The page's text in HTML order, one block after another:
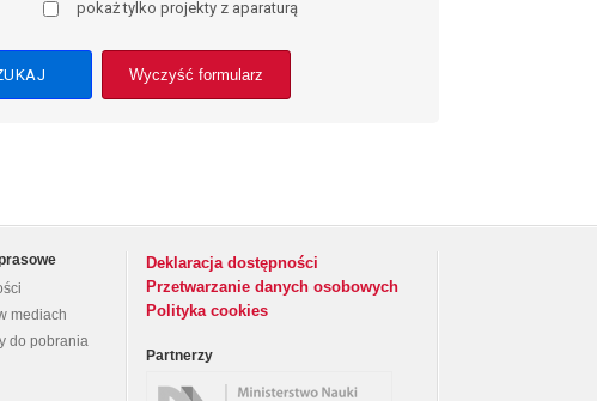
pokaż tylko projekty z aparaturą
Wyczyść formularz
mediach
do pobrania
Deklaracja dostępności
Przetwarzanie danych osobowych
Polityka cookies
Partnerzy